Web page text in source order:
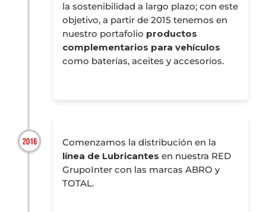
la sostenibilidad a largo plazo; con este
objetivo, a partir de 2015 tenemos en
nuestro portafolio productos
complementarios para vehículos
como baterías, aceites y accesorios.
Comenzamos la distribución en la
línea de Lubricantes en nuestra RED
GrupoInter con las marcas ABRO y
TOTAL.